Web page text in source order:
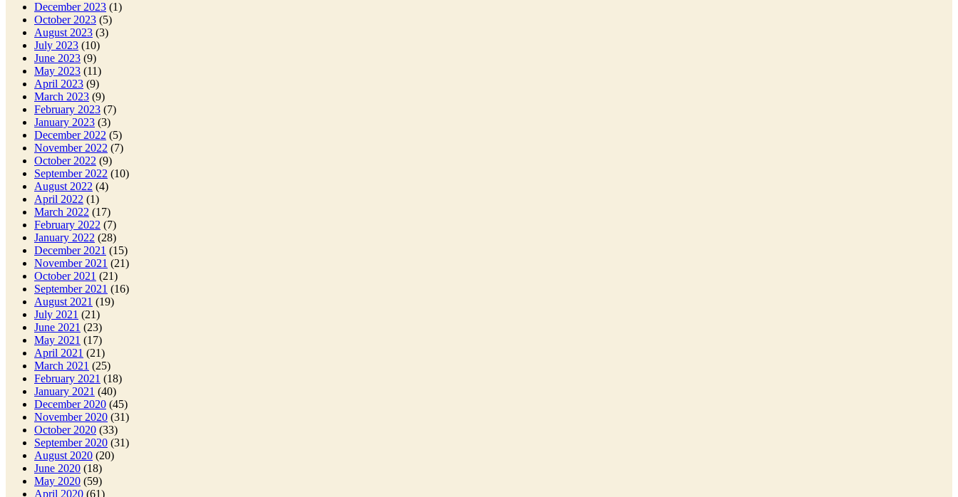
December 2023 (1)
October 2023 (5)
August 2023 (3)
July 2023 (10)
June 2023 (9)
May 2023 (11)
April 2023 (9)
March 2023 (9)
February 2023 (7)
January 2023 (3)
December 2022 (5)
November 2022 (7)
October 2022 (9)
September 2022 (10)
August 2022 (4)
April 2022 (1)
March 2022 (17)
February 2022 (7)
January 2022 (28)
December 2021 (15)
November 2021 (21)
October 2021 (21)
September 2021 (16)
August 2021 (19)
July 2021 (21)
June 2021 (23)
May 2021 (17)
April 2021 (21)
March 2021 (25)
February 2021 (18)
January 2021 (40)
December 2020 (45)
November 2020 (31)
October 2020 (33)
September 2020 (31)
August 2020 (20)
June 2020 (18)
May 2020 (59)
April 2020 (61)